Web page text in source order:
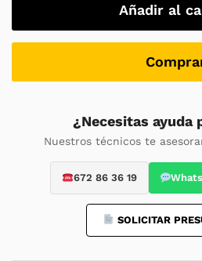
recargable
12
Añadir al
¿Necesitas ayuda
Nuestros técnicos te
672 86 36 19
SOLICITAR